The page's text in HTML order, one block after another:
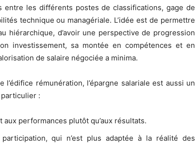
entre les différents postes de classifications, gage de
technique ou managériale. L’idée est de permettre
hiérarchique, d’avoir une perspective de progression
investissement, sa montée en compétences et en
de salaire négociée a minima.
rémunération, l’épargne salariale est aussi un
particulier :
performances plutôt qu’aux résultats.
qui n’est plus adaptée à la réalité des